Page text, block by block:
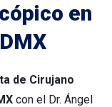
en
de Cirujano
con el Dr. Ángel